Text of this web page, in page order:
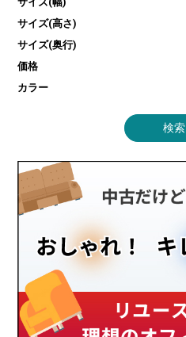
オフィスアクセサリーその他
シェルフ
ダストボックス（ゴミ箱）
インテリア家具その他
掃除機
季節家電
サイズ(高さ)
サイズ(奥行)
価格
カラー
検索